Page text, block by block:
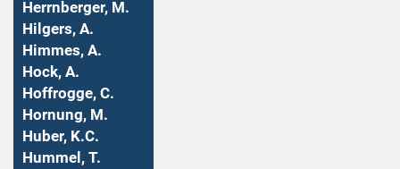
Herrnberger, M.
Hilgers, A.
Himmes, A.
Hock, A.
Hoffrogge, C.
Hornung, M.
Huber, K.C.
Hummel, T.